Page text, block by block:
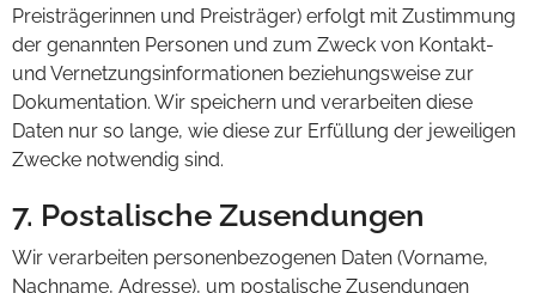
Preisträgerinnen und Preisträger) erfolgt mit Zustimmung
der genannten Personen und zum Zweck von Kontakt-
und Vernetzungsinformationen beziehungsweise zur
Dokumentation. Wir speichern und verarbeiten diese
Daten nur so lange, wie diese zur Erfüllung der jeweiligen
Zwecke notwendig sind.
7. Postalische Zusendungen
Wir verarbeiten personenbezogenen Daten (Vorname,
Nachname, Adresse), um postalische Zusendungen